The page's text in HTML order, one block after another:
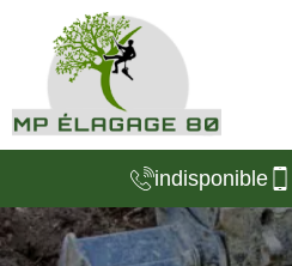
indisponible